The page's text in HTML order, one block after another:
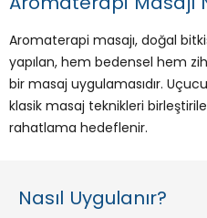
Aromaterapi masajı, doğal
yapılan, hem bedensel hem
bir masaj uygulamasıdır.
klasik masaj teknikleri
rahatlama hedeflenir.
Nasıl Uygulanır?